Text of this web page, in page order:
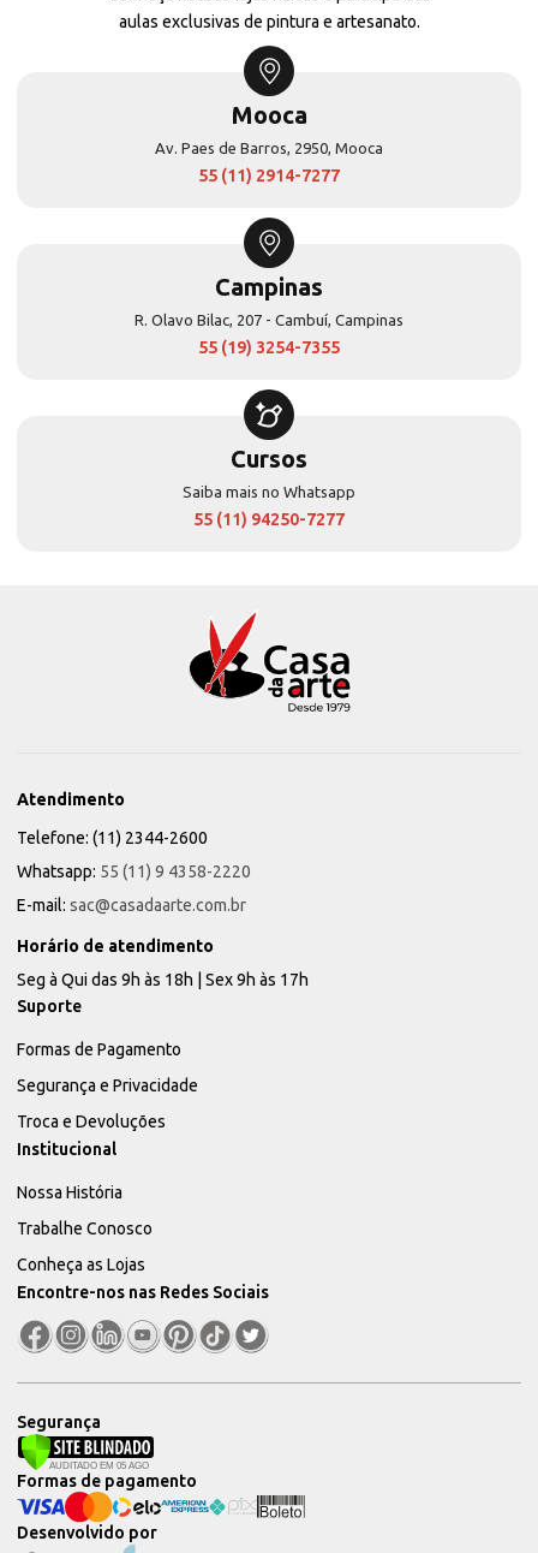
aulas exclusivas de pintura e artesanato.
Mooca
Av. Paes de Barros, 2950, Mooca
55 (11) 2914-7277
Campinas
R. Olavo Bilac, 207 - Cambuí, Campinas
55 (19) 3254-7355
Cursos
Saiba mais no Whatsapp
55 (11) 94250-7277
Atendimento
Telefone: (11) 2344-2600
Whatsapp: 55 (11) 9 4358-2220
E-mail: sac@casadaarte.com.br
Horário de atendimento
Seg à Qui das 9h às 18h | Sex 9h às 17h
Suporte
Formas de Pagamento
Segurança e Privacidade
Troca e Devoluções
Institucional
Nossa História
Trabalhe Conosco
Conheça as Lojas
Encontre-nos nas Redes Sociais
Segurança
Desenvolvido por
Formas de pagamento